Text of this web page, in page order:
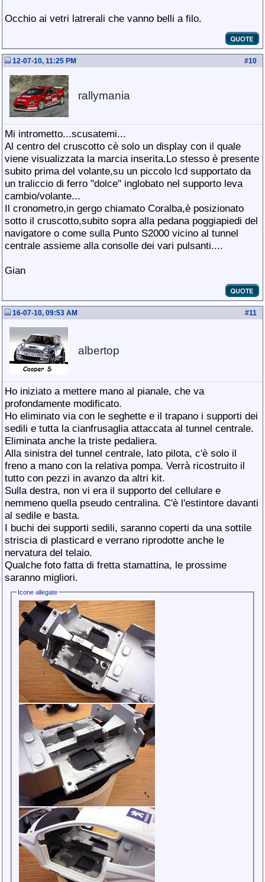
Occhio ai vetri latrerali che vanno belli a filo.
#10
12-07-10, 11:25 PM
rallymania
Mi intrometto...scusatemi...
Al centro del cruscotto cè solo un display con il quale
viene visualizzata la marcia inserita.Lo stesso è presente
subito prima del volante,su un piccolo lcd supportato da
un traliccio di ferro "dolce" inglobato nel supporto leva
cambio/volante...
Il cronometro,in gergo chiamato Coralba,è posizionato
sotto il cruscotto,subito sopra alla pedana poggiapiedi del
navigatore o come sulla Punto S2000 vicino al tunnel
centrale assieme alla consolle dei vari pulsanti....
Gian
#11
16-07-10, 09:53 AM
albertop
Ho iniziato a mettere mano al pianale, che va
profondamente modificato.
Ho eliminato via con le seghette e il trapano i supporti dei
sedili e tutta la cianfrusaglia attaccata al tunnel centrale.
Eliminata anche la triste pedaliera.
Alla sinistra del tunnel centrale, lato pilota, c'è solo il
freno a mano con la relativa pompa. Verrà ricostruito il
tutto con pezzi in avanzo da altri kit.
Sulla destra, non vi era il supporto del cellulare e
nemmeno quella pseudo centralina. C'è l'estintore davanti
al sedile e basta.
I buchi dei supporti sedili, saranno coperti da una sottile
striscia di plasticard e verrano riprodotte anche le
nervatura del telaio.
Qualche foto fatta di fretta stamattina, le prossime
saranno migliori.
Icone allegate